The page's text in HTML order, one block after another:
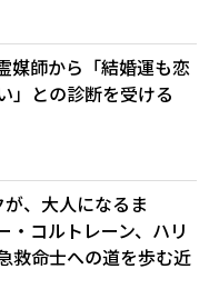
媒師から「結婚運も恋
」との診断を受ける
、大人になるま
・コルトレーン、ハリ
救命士への道を歩む近